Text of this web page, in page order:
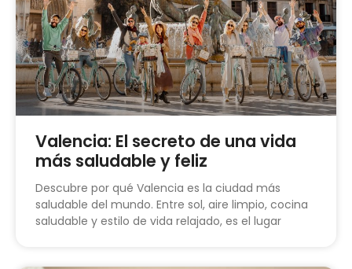
Valencia: El secreto de una vida
más saludable y feliz
Descubre por qué Valencia es la ciudad más
saludable del mundo. Entre sol, aire limpio, cocina
saludable y estilo de vida relajado, es el lugar